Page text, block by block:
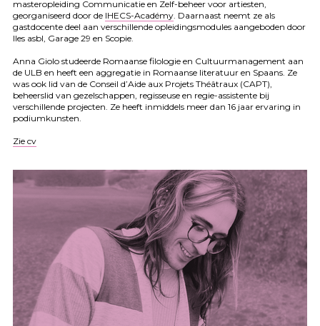
masteropleiding Communicatie en Zelf-beheer voor artiesten,
georganiseerd door de IHECS-Académy. Daarnaast neemt ze als
gastdocente deel aan verschillende opleidingsmodules aangeboden door
Iles asbl, Garage 29 en Scopie.
Anna Giolo studeerde Romaanse filologie en Cultuurmanagement aan
de ULB en heeft een aggregatie in Romaanse literatuur en Spaans. Ze
was ook lid van de Conseil d’Aide aux Projets Théâtraux (CAPT),
beheerslid van gezelschappen, regisseuse en regie-assistente bij
verschillende projecten. Ze heeft inmiddels meer dan 16 jaar ervaring in
podiumkunsten.
Zie cv